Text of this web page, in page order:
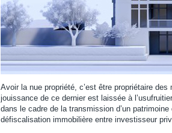
Avoir la nue propriété, c’est être propriétaire
jouissance de ce dernier est laissée à
dans le cadre de la transmission d’un
défiscalisation immobilière entre investisseur